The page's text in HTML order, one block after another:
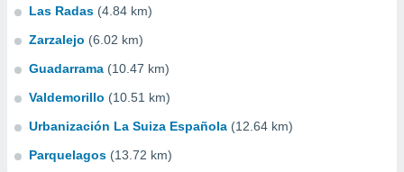
Las Radas (4.84 km)
Zarzalejo (6.02 km)
Guadarrama (10.47 km)
Valdemorillo (10.51 km)
Urbanización La Suiza Española (12.64 km)
Parquelagos (13.72 km)